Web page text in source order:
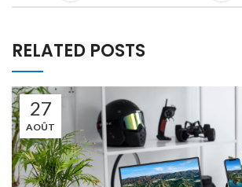
RELATED POSTS
27
AOÛT